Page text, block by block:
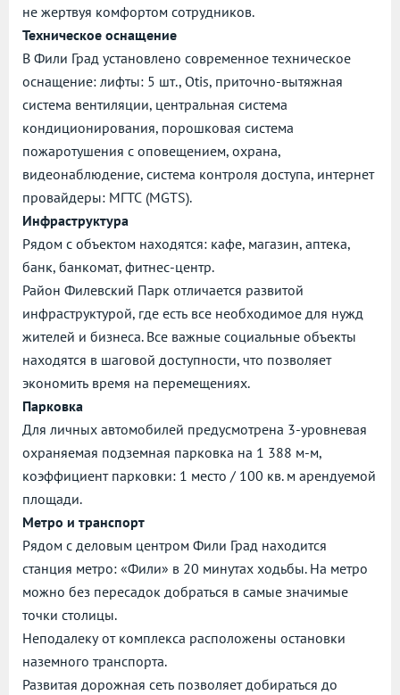
не жертвуя комфортом сотрудников.
Техническое оснащение
В Фили Град установлено современное техническое
оснащение: лифты: 5 шт., Otis, приточно-вытяжная
система вентиляции, центральная система
кондиционирования, порошковая система
пожаротушения с оповещением, охрана,
видеонаблюдение, система контроля доступа, интернет
провайдеры: МГТС (MGTS).
Инфраструктура
Рядом с объектом находятся: кафе, магазин, аптека,
банк, банкомат, фитнес-центр.
Район Филевский Парк отличается развитой
инфраструктурой, где есть все необходимое для нужд
жителей и бизнеса. Все важные социальные объекты
находятся в шаговой доступности, что позволяет
экономить время на перемещениях.
Парковка
Для личных автомобилей предусмотрена 3-уровневая
охраняемая подземная парковка на 1 388 м-м,
коэффициент парковки: 1 место / 100 кв. м арендуемой
площади.
Метро и транспорт
Рядом с деловым центром Фили Град находится
станция метро: «Фили» в 20 минутах ходьбы. На метро
можно без пересадок добраться в самые значимые
точки столицы.
Неподалеку от комплекса расположены остановки
наземного транспорта.
Развитая дорожная сеть позволяет добираться до